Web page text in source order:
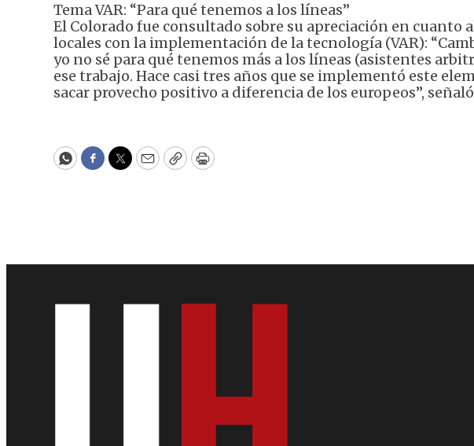
Tema VAR: “Para qué tenemos a los líneas”
El Colorado fue consultado sobre su apreciación en cuanto
locales con la implementación de la tecnología (VAR):
yo no sé para qué tenemos más a los líneas (asistentes
ese trabajo. Hace casi tres años que se implementó este
sacar provecho positivo a diferencia de los europeos”,
WhatsApp
Facebook
Twitter
EmailCopyPrint